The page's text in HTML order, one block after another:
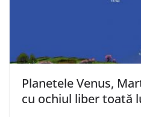
Planetele Venus,
cu ochiul liber toată